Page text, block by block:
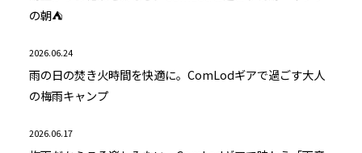
の朝⛺
2026.06.24
雨の日の焚き火時間を快適に。ComLodギアで過ごす大人
の梅雨キャンプ
2026.06.17